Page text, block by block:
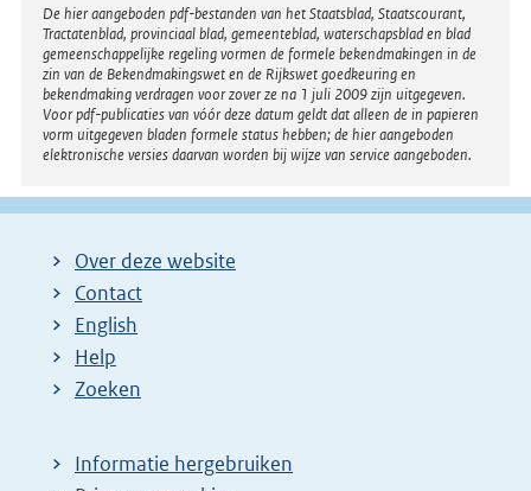
Disclaimer
De hier aangeboden pdf-bestanden van het Staatsblad, Staatscourant,
Tractatenblad, provinciaal blad, gemeenteblad, waterschapsblad en blad
gemeenschappelijke regeling vormen de formele bekendmakingen in de
zin van de Bekendmakingswet en de Rijkswet goedkeuring en
bekendmaking verdragen voor zover ze na 1 juli 2009 zijn uitgegeven.
Voor pdf-publicaties van vóór deze datum geldt dat alleen de in papieren
vorm uitgegeven bladen formele status hebben; de hier aangeboden
elektronische versies daarvan worden bij wijze van service aangeboden.
Over deze website
Contact
English
Help
Zoeken
Informatie hergebruiken